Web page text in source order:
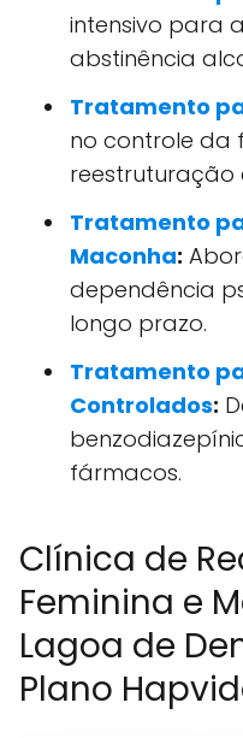
intensivo para
abstinência
Tratamento
no controle da
reestruturação
Tratamento
Maconha:
dependência
longo prazo.
Tratamento
Controlados:
fármacos.
Clínica de
Feminina e
Lagoa de
Plano